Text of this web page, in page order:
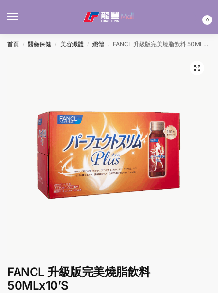
0
首頁 / 醫藥保健 / 美容纖體 / 纖體 / FANCL 升級版完美燒脂飲料 50MLx10’S
FANCL 升級版完美燒脂飲料
50MLx10’S